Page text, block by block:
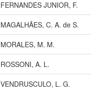
FERNANDES JUNIOR, F.
MAGALHÃES, C. A. de S.
MORALES, M. M.
ROSSONI, A. L.
VENDRUSCULO, L. G.